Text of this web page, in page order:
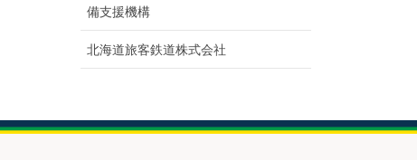
備支援機構
北海道旅客鉄道株式会社